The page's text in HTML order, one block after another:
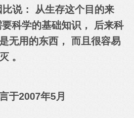
比说： 从生存这个目的来
科学的基础知识， 后来科
无用的东西， 而且很容易
。
于2007年5月